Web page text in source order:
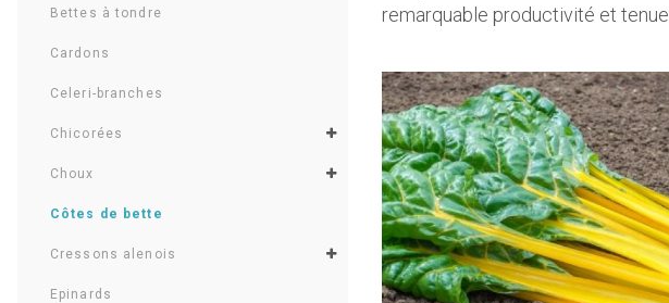
Bettes à tondre
Cardons
Celeri-branches
Chicorées
Choux
Côtes de bette
Cressons alenois
Epinards
remarquable productivité et tenue.